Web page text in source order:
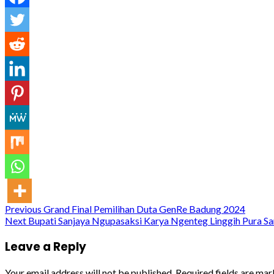
Continue
Previous Grand Final Pemilihan Duta GenRe Badung 2024
Next Bupati Sanjaya Ngupasaksi Karya Ngenteg Linggih Pura
Leave a Reply